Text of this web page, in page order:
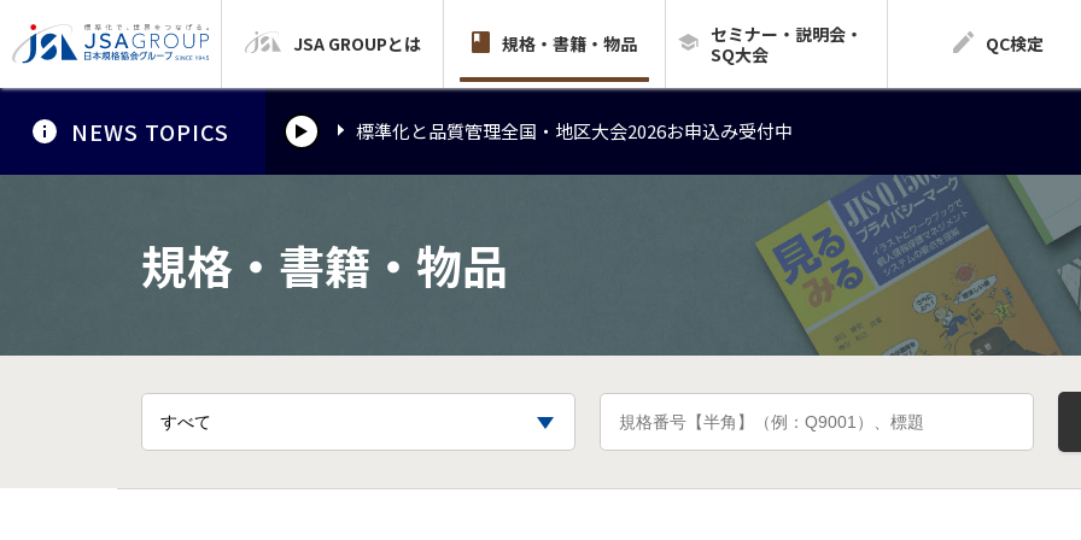
JSA GROUPとは 規格・書籍・物品
セミナー・説明会・
SQ大会
QC検定
NEWS TOPICS
標準化と品質管理全国・地区大会2026お申込み受付中
標準化と品質管理全国・地区大会2026お申込み受付中
標準化と品質管理全国・地区大会2026お申込み受付中
規格・書籍・物品